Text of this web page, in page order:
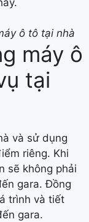
ô tô tại nhà
máy ô
tại
và sử dụng
riêng. Khi
sẽ không phải
gara. Đồng
trình và tiết
gara.